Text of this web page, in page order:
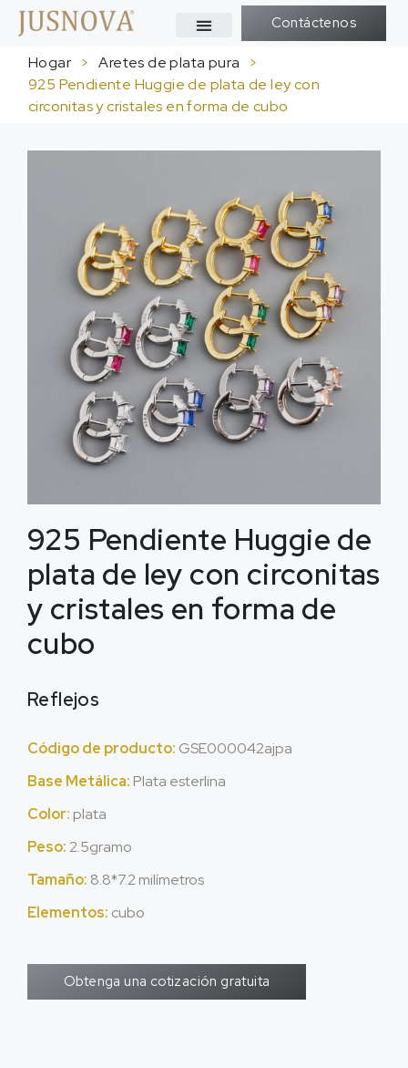
Contáctenos
Hogar > Aretes de plata pura
>
925 Pendiente Huggie de plata de ley con
circonitas y cristales en forma de cubo
925 Pendiente Huggie de
plata de ley con circonitas
y cristales en forma de
cubo
Reflejos
Código de producto: GSE000042ajpa
Base Metálica: Plata esterlina
Color: plata
Peso: 2.5gramo
Tamaño: 8.8*7.2 milímetros
Elementos: cubo
Obtenga una cotización gratuita